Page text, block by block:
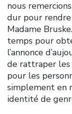
nous
dur pour
Madame
temps pour
l’annonce
de rattraper les
pour les
simplement en
identité de